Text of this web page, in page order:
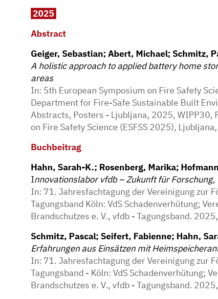
2025
Abstract
Geiger, Sebastian; Abert, Michael; Schmitz,
A holistic approach to applied battery home
areas
In: 5th European Symposium on Fire Safety
Department for Fire-Safe Sustainable Built
Abstracts, Posters - Ljubljana, 2025,
on Fire Safety Science (ESFSS 2025),
Buchbeitrag
Hahn, Sarah-K.; Rosenberg, Marika;
Innovationslabor vfdb – Zukunft für Forschung,
In: 71. Jahresfachtagung der Vereinigung zur
Tagungsband Köln: VdS Schadenverhütung;
Brandschutzes e. V., vfdb - Tagungsband.
Schmitz, Pascal; Seifert, Fabienne; Hahn,
Erfahrungen aus Einsätzen mit
In: 71. Jahresfachtagung der Vereinigung zur
Tagungsband - Köln: VdS Schadenverhütung;
Brandschutzes e. V., vfdb - Tagungsband.